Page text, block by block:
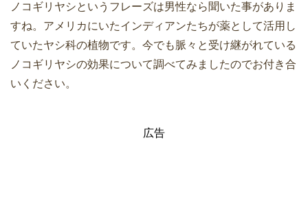
ノコギリヤシというフレーズは男性なら聞いた事がありま
すね。アメリカにいたインディアンたちが薬として活用し
ていたヤシ科の植物です。今でも脈々と受け継がれている
ノコギリヤシの効果について調べてみましたのでお付き合
いください。
広告